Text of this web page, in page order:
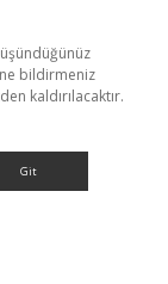
bildirmeniz
kaldırılacaktır.